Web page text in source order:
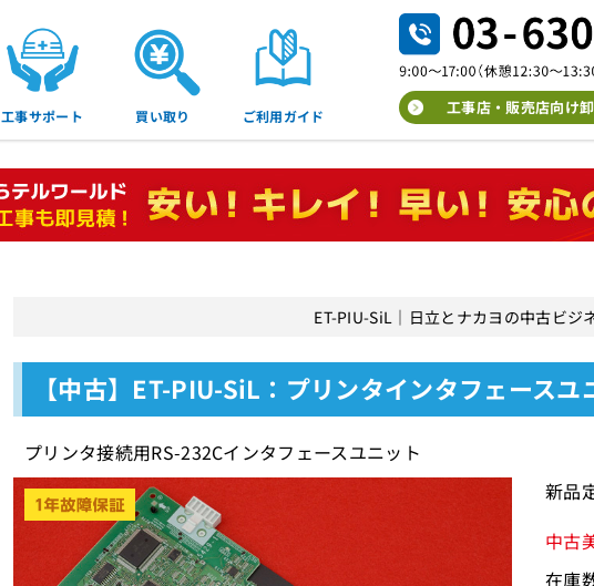
工事サポート 買い取り ご利用ガイド 工事店・販売店向け
ET-PIU-SiL｜日立とナカヨの中古ビジ
【中古】ET-PIU-SiL：プリンタインタフェースユ
プリンタ接続用RS-232Cインタフェースユニット
新品
中古
在庫